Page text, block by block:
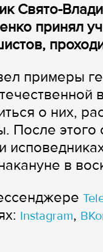
Свято-
принял
примеры
о них,
После
в
Instagram,